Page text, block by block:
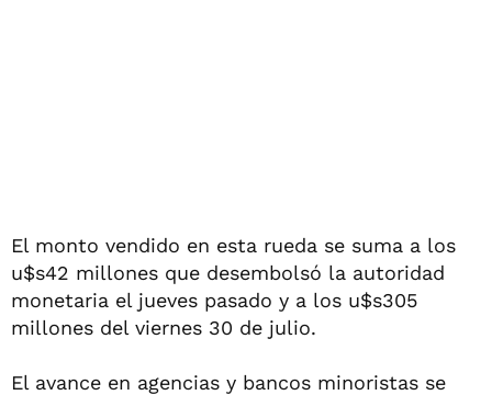
El monto vendido en esta rueda se suma a los
u$s42 millones que desembolsó la autoridad
monetaria el jueves pasado y a los u$s305
millones del viernes 30 de julio.
El avance en agencias y bancos minoristas se